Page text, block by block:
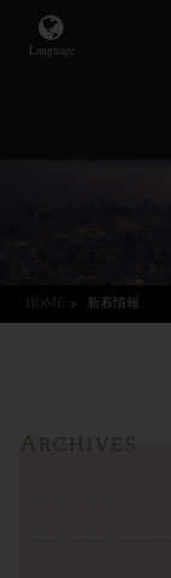
Language
HOME > 新着情報
Archives